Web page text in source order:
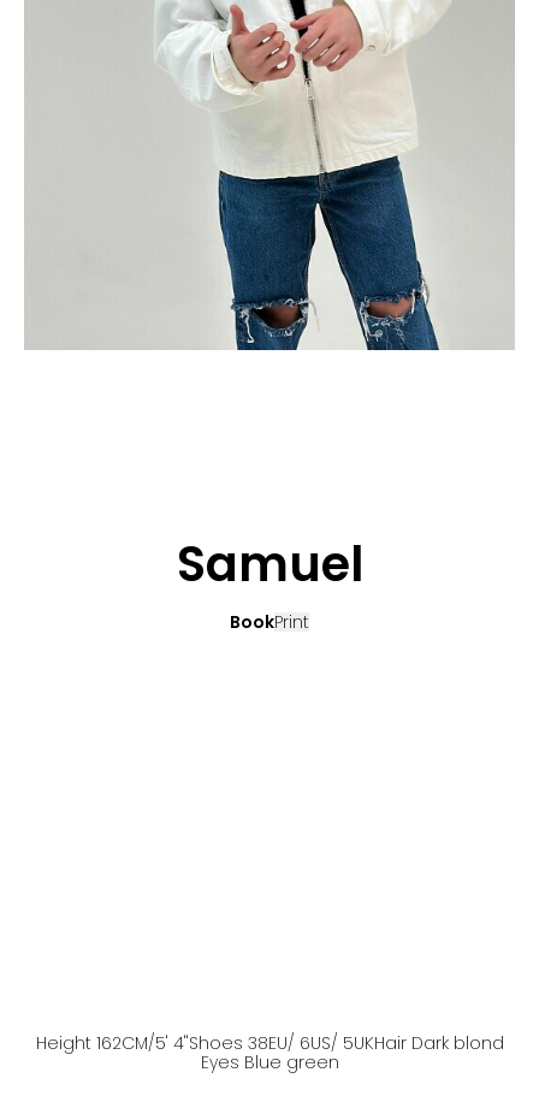
POP MUZIKANTEN
TALENTEN INTERNATIONALE
BEWERBUNG
KONTAKT
Samuel
BookPrint
Height 162CM/5' 4''Shoes 38EU/ 6US/ 5UKHair Dark blond
Eyes Blue green